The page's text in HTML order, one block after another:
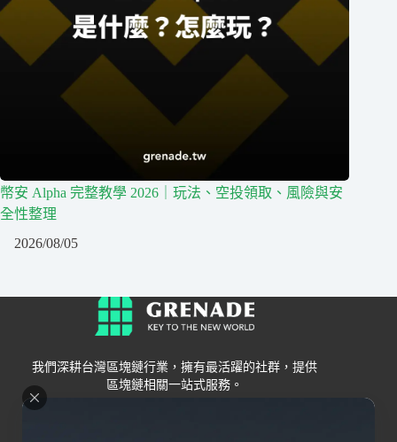
幣安 Alpha 完整教學 2026｜玩法、空投領取、風險與安
全性整理
2026/08/05
我們深耕台灣區塊鏈行業，擁有最活躍的社群，提供
區塊鏈相關一站式服務。